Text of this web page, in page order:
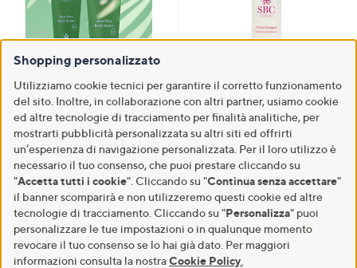
Più amato
SBC Aloe Vera Burro idratante
corpo (2x250ml)
€ 24,90
-23% € 32,50
€ 49,80/1 l
4.8
of
5
Stars
29
Recensioni
Aggiungi al carrello
SBC Balsamo capelli Hydra-
Collagen Super Shine (300ml)
€ 21,50
€ 71,67/1 l
Aggiungi al carrello
Shopping personalizzato
Utilizziamo cookie tecnici per garantire il corretto funzionamento
del sito. Inoltre, in collaborazione con altri partner, usiamo cookie
ed altre tecnologie di tracciamento per finalità analitiche, per
mostrarti pubblicità personalizzata su altri siti ed offrirti
un’esperienza di navigazione personalizzata. Per il loro utilizzo è
necessario il tuo consenso, che puoi prestare cliccando su
"Accetta tutti i cookie". Cliccando su "Continua senza accettare"
il banner scomparirà e non utilizzeremo questi cookie ed altre
tecnologie di tracciamento. Cliccando su "Personalizza" puoi
personalizzare le tue impostazioni o in qualunque momento
revocare il tuo consenso se lo hai già dato. Per maggiori
informazioni consulta la nostraCookie Policy